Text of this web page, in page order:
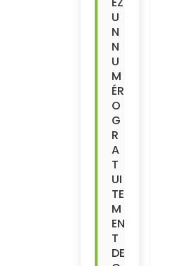
U
N
N
U
M
ÉR
O
G
R
A
T
UI
TE
M
EN
T
DE